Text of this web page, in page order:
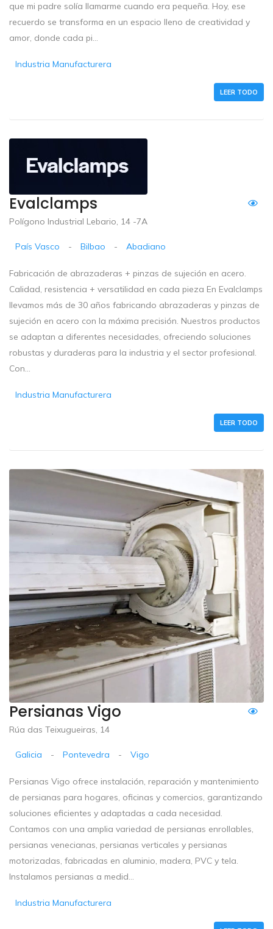
que mi padre solía llamarme cuando era pequeña. Hoy, ese
recuerdo se transforma en un espacio lleno de creatividad y
amor, donde cada pi...
Industria Manufacturera
LEER TODO
Evalclamps
Polígono Industrial Lebario, 14 -7A
País Vasco - Bilbao - Abadiano
Fabricación de abrazaderas + pinzas de sujeción en acero.
Calidad, resistencia + versatilidad en cada pieza En Evalclamps
llevamos más de 30 años fabricando abrazaderas y pinzas de
sujeción en acero con la máxima precisión. Nuestros productos
se adaptan a diferentes necesidades, ofreciendo soluciones
robustas y duraderas para la industria y el sector profesional.
Con...
Industria Manufacturera
LEER TODO
Persianas Vigo
Rúa das Teixugueiras, 14
Galicia - Pontevedra - Vigo
Persianas Vigo ofrece instalación, reparación y mantenimiento
de persianas para hogares, oficinas y comercios, garantizando
soluciones eficientes y adaptadas a cada necesidad.
Contamos con una amplia variedad de persianas enrollables,
persianas venecianas, persianas verticales y persianas
motorizadas, fabricadas en aluminio, madera, PVC y tela.
Instalamos persianas a medid...
Industria Manufacturera